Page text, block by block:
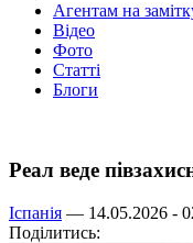
Агентам на
Відео
Фото
Статті
Блоги
Реал веде
Іспанія — 14.05.2026 -
Поділитись: